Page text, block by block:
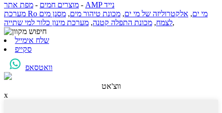
מוצרים חמים - מפת אתר -
AMP נייד
מערכת Ro מי ים, אלקטרוליזה של מי ים, מכונת טיהור מים, מסנן מים
לצמח, מכונת התפלה קטנה, מערכת מינון כלור למי שתייה ,
שלח אימייל
סקייפ
וואטסאפ
ווצ'אט
x